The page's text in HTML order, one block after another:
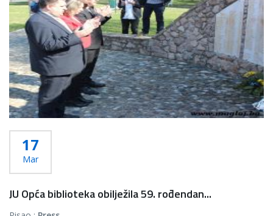
17
Mar
JU Opća biblioteka obilježila 59. rođendan...